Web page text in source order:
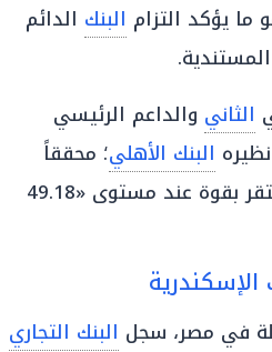
ما يؤكد التزام البنك الدائم
الثاني والداعم الرئيسي
البنك الأهلي؛ محققاً
استقر بقوة عند مستوى «49.18
الإسكندرية
في مصر، سجل البنك التجاري